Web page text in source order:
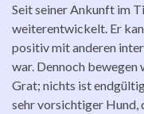
Seit seiner Ankunft im
weiterentwickelt. Er
positiv mit anderen
war. Dennoch bewegen
Grat; nichts ist
sehr vorsichtiger Hund,